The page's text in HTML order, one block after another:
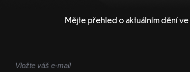
Mějte přehled o aktuálním dění